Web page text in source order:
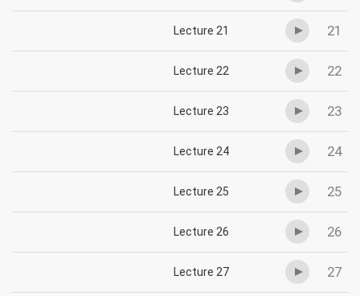
21
Lecture 21
22
Lecture 22
23
Lecture 23
24
Lecture 24
25
Lecture 25
26
Lecture 26
27
Lecture 27